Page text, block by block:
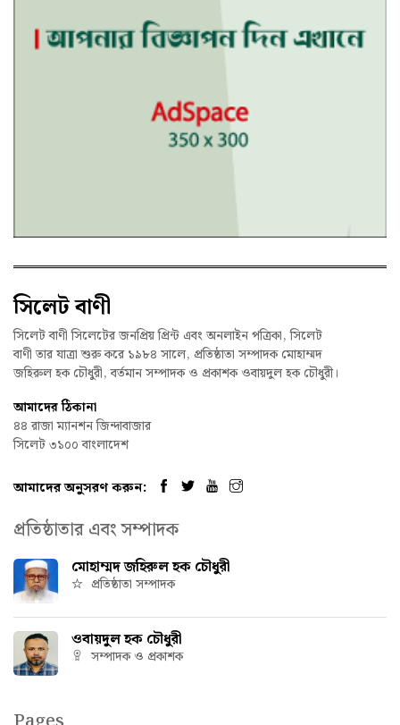
সিলেট বাণী
সিলেট বাণী সিলেটের জনপ্রিয় প্রিন্ট এবং অনলাইন পত্রিকা, সিলেট
বাণী তার যাত্রা শুরু করে ১৯৮৪ সালে, প্রতিষ্ঠাতা সম্পাদক মোহাম্মদ
জহিরুল হক চৌধুরী, বর্তমান সম্পাদক ও প্রকাশক ওবায়দুল হক চৌধুরী।
আমাদের ঠিকানা
৪৪ রাজা ম্যানশন জিন্দাবাজার
সিলেট ৩১০০ বাংলাদেশ
আমাদের অনুসরণ করুন:
প্রতিষ্ঠাতার এবং সম্পাদক
মোহাম্মদ জহিরুল হক চৌধুরী
প্রতিষ্ঠাতা সম্পাদক
ওবায়দুল হক চৌধুরী
সম্পাদক ও প্রকাশক